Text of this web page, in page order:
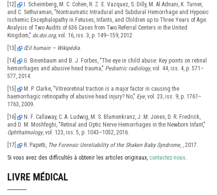
[12]
I. Scheimberg, M. C. Cohen, R. Z. E. Vazquez, S. Dilly, M. Al Adnani, K. Turner,
and C. Sethuraman, "Nontraumatic Intradural and Subdural Hemorrhage and Hypoxic
Ischemic Encephalopathy in Fetuses, Infants, and Children up to Three Years of Age:
Analysis of Two Audits of 636 Cases from Two Referral Centers in the United
Kingdom," dx.doi.org, vol. 16, iss. 3, p. 149–159, 2012.
[13]
Œil humain — Wikipédia
[14]
G. Binenbaum and B. J. Forbes, "The eye in child abuse: Key points on retinal
hemorrhages and abusive head trauma," Pediatric radiology, vol. 44, iss. 4, p. 571–
577, 2014.
[15]
M. P. Clarke, "Vitreoretinal traction is a major factor in causing the
haemorrhagic retinopathy of abusive head injury? No," Eye, vol. 23, iss. 9, p. 1761–
1763, 2009.
[16]
N. F. Callaway, C. A. Ludwig, M. S. Blumenkranz, J. M. Jones, D. R. Fredrick,
and D. M. Moshfeghi, "Retinal and Optic Nerve Hemorrhages in the Newborn Infant,"
Ophthalmology, vol. 123, iss. 5, p. 1043–1052, 2016.
[17]
R. Papetti, The Forensic Unreliability of the Shaken Baby Syndrome, , 2017.
Si vous avez des difficultés à obtenir les articles originaux, contactez-nous
LIVRE MÉDICAL